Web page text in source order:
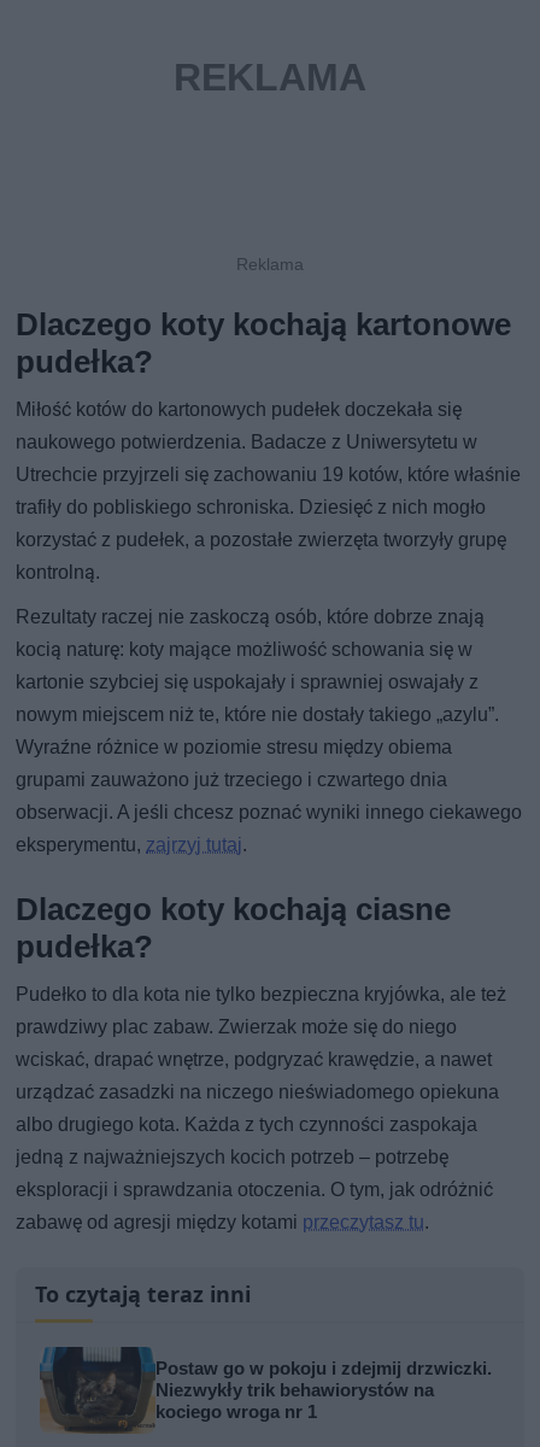
Dlaczego koty kochają kartonowe
pudełka?
Miłość kotów do kartonowych pudełek doczekała się
naukowego potwierdzenia. Badacze z Uniwersytetu w
Utrechcie przyjrzeli się zachowaniu 19 kotów, które właśnie
trafiły do pobliskiego schroniska. Dziesięć z nich mogło
korzystać z pudełek, a pozostałe zwierzęta tworzyły grupę
kontrolną.
Rezultaty raczej nie zaskoczą osób, które dobrze znają
kocią naturę: koty mające możliwość schowania się w
kartonie szybciej się uspokajały i sprawniej oswajały z
nowym miejscem niż te, które nie dostały takiego „azylu”.
Wyraźne różnice w poziomie stresu między obiema
grupami zauważono już trzeciego i czwartego dnia
obserwacji. A jeśli chcesz poznać wyniki innego ciekawego
eksperymentu, zajrzyj tutaj.
Dlaczego koty kochają ciasne
pudełka?
Pudełko to dla kota nie tylko bezpieczna kryjówka, ale też
prawdziwy plac zabaw. Zwierzak może się do niego
wciskać, drapać wnętrze, podgryzać krawędzie, a nawet
urządzać zasadzki na niczego nieświadomego opiekuna
albo drugiego kota. Każda z tych czynności zaspokaja
jedną z najważniejszych kocich potrzeb – potrzebę
eksploracji i sprawdzania otoczenia. O tym, jak odróżnić
zabawę od agresji między kotami przeczytasz tu.
To czytają teraz inni
Postaw go w pokoju i zdejmij drzwiczki.
Niezwykły trik behawiorystów na
kociego wroga nr 1